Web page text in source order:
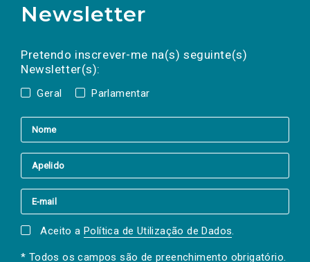
Newsletter
Pretendo inscrever-me na(s) seguinte(s)
Newsletter(s):
Geral Parlamentar
a(s) newsletter(s).
mail
Aceito a Política de Utilização de Dados.
* Todos os campos são de preenchimento obrigatório.